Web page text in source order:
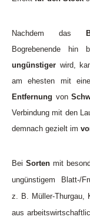
Nachdem das
Bogrebenende hin
ungünstiger wird,
am ehesten mit
Entfernung von
Verbindung mit den
demnach gezielt im
Bei Sortenmit
ungünstigem Blatt-/
z. B. Müller-Thurgau,
aus